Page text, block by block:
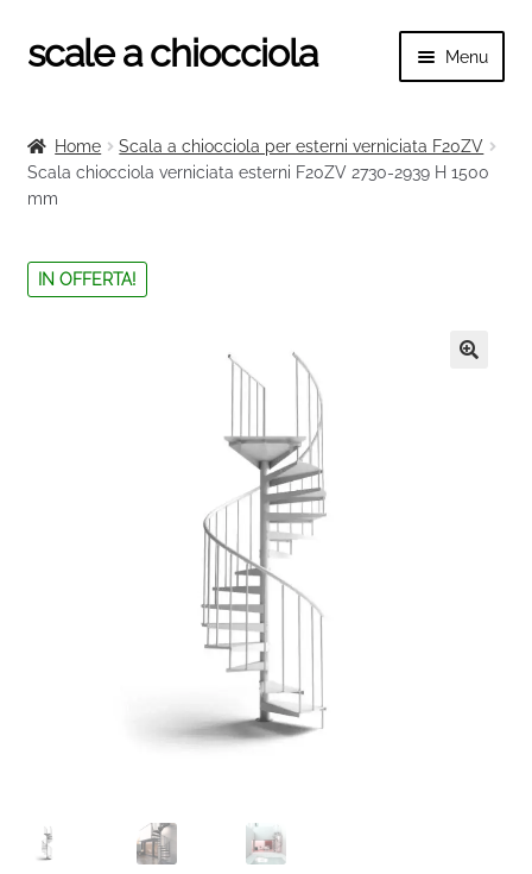
Vai
alla
Vai
al
scale a chiocciola Menu
il
menu
Tutte le scale
Ringhiere e balaustre
menu
Home
Scala a chiocciola per esterni verniciata F20ZV
Scala chiocciola verniciata esterni F20ZV 2730-2939 H 1500
mm
IN OFFERTA!